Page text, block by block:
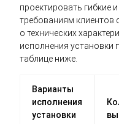
проектировать гибкие
требованиям клиентов
о технических
исполнения установки
таблице ниже.
Варианты
исполнения
установки